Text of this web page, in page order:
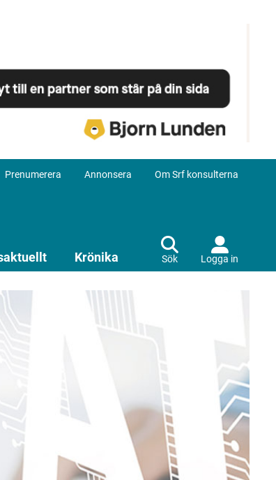
Prenumerera Annonsera Om Srf konsulterna
Krönika Sök Logga in